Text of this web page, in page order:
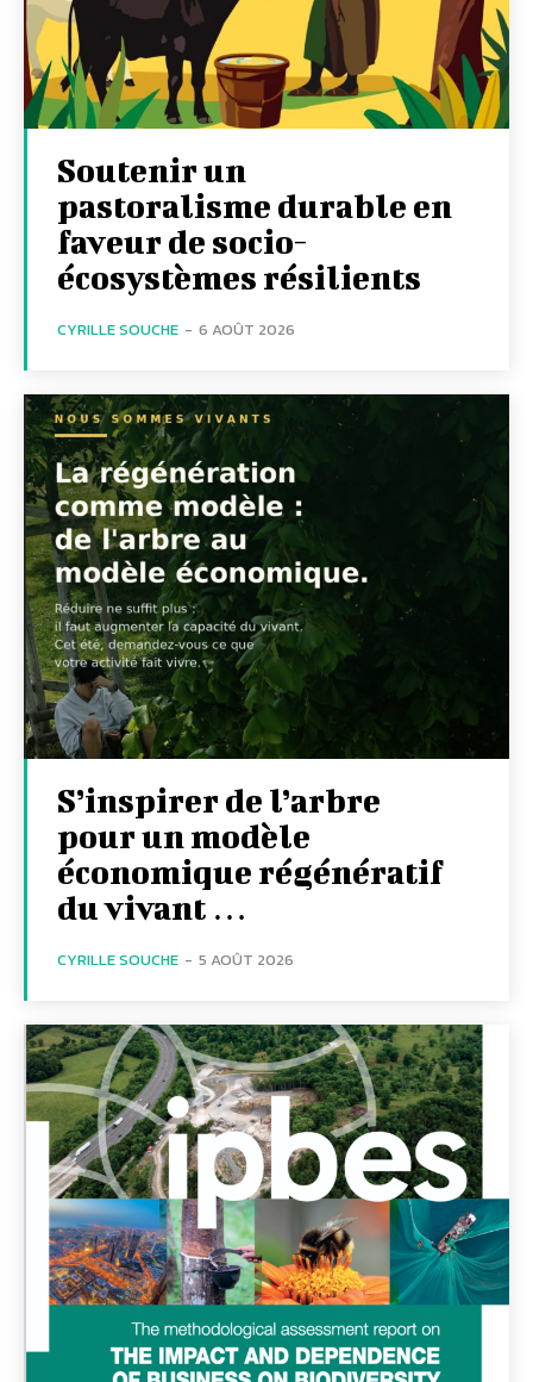
Soutenir un
pastoralisme durable en
faveur de socio-
écosystèmes résilients
CYRILLE SOUCHE - 6 AOÛT 2026
S’inspirer de l’arbre
pour un modèle
économique régénératif
du vivant …
CYRILLE SOUCHE - 5 AOÛT 2026